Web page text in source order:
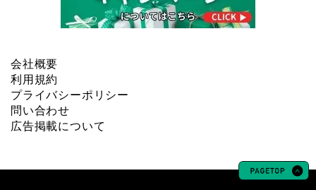
会社概要
利用規約
プライバシーポリシー
問い合わせ
広告掲載について